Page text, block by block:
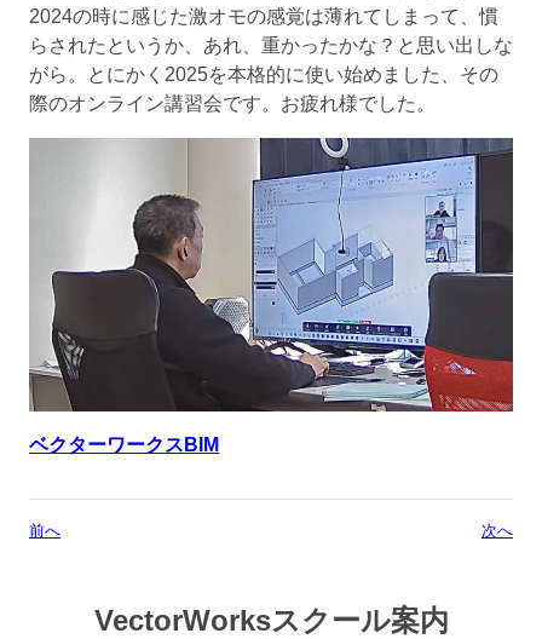
2024の時に感じた激オモの感覚は薄れてしまって、慣
らされたというか、あれ、重かったかな？と思い出しな
がら。とにかく2025を本格的に使い始めました、その
際のオンライン講習会です。お疲れ様でした。
ベクターワークスBIM
前へ 次へ
VectorWorksスクール案内